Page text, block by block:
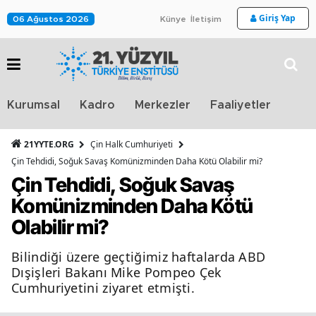
06 Ağustos 2026 Künye İletişim Giriş Yap
Kurumsal Kadro Merkezler Faaliyetler
21YYTE.ORG
Çin Halk Cumhuriyeti
Çin Tehdidi, Soğuk Savaş Komünizminden Daha Kötü Olabilir mi?
Çin Tehdidi, Soğuk Savaş
Komünizminden Daha Kötü
Olabilir mi?
Bilindiği üzere geçtiğimiz haftalarda ABD
Dışişleri Bakanı Mike Pompeo Çek
Cumhuriyetini ziyaret etmişti.